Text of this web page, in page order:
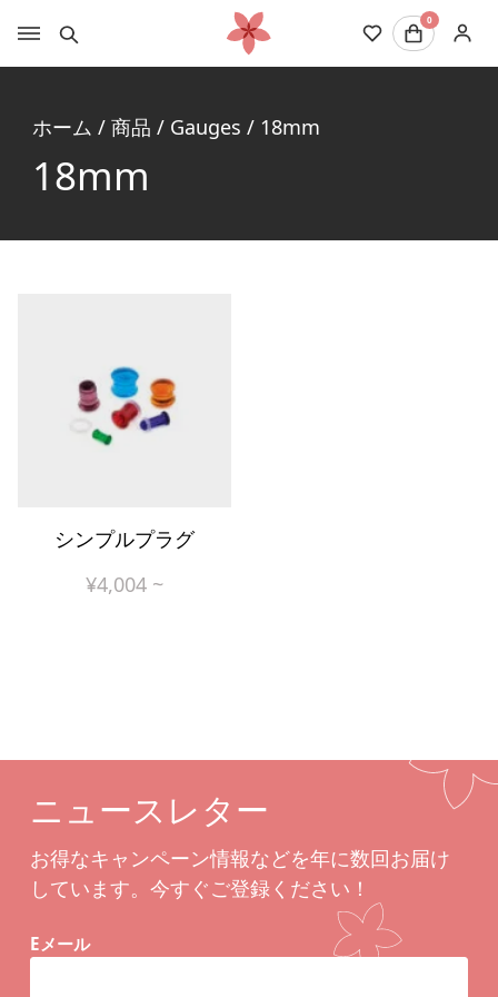
0
ホーム / 商品 / Gauges / 18mm
18mm
シンプルプラグ
¥4,004 ~
ニュースレター
お得なキャンペーン情報などを年に数回お届け
しています。今すぐご登録ください！
Eメール